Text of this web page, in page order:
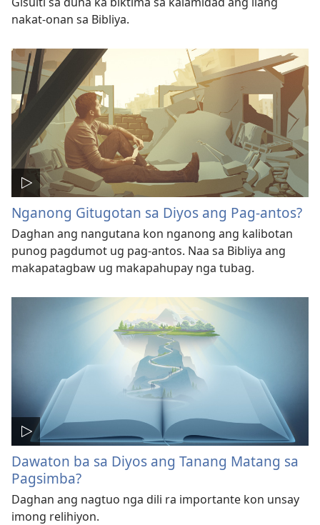
nakat-onan sa Bibliya.
Nganong Gitugotan sa Diyos ang Pag-antos?
Daghan ang nangutana kon nganong ang kalibotan
punog pagdumot ug pag-antos. Naa sa Bibliya ang
makapatagbaw ug makapahupay nga tubag.
Dawaton ba sa Diyos ang Tanang Matang sa
Pagsimba?
Daghan ang nagtuo nga dili ra importante kon unsay
imong relihiyon.